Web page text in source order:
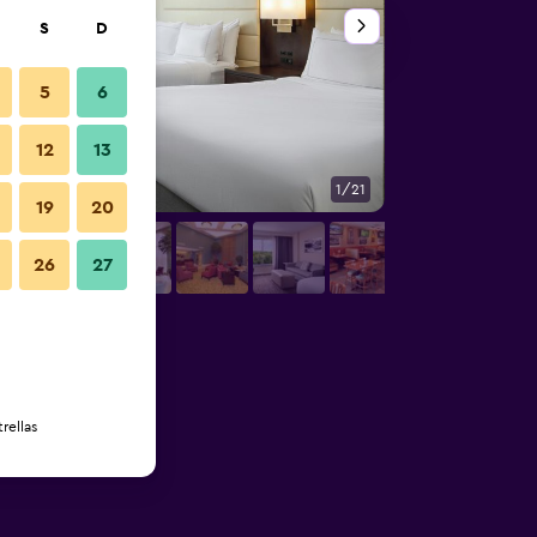
1/21
S D
5 6
12 13
19 20
26 27